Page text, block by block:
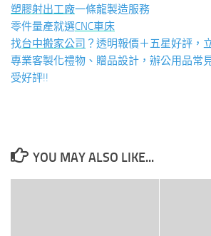
塑膠射出工廠一條龍製造服務
零件量產就選CNC車床
找台中搬家公司 ？透明報價＋五星好評，
專業客製化禮物、贈品設計，辦公用品常
受好評!!
YOU MAY ALSO LIKE...